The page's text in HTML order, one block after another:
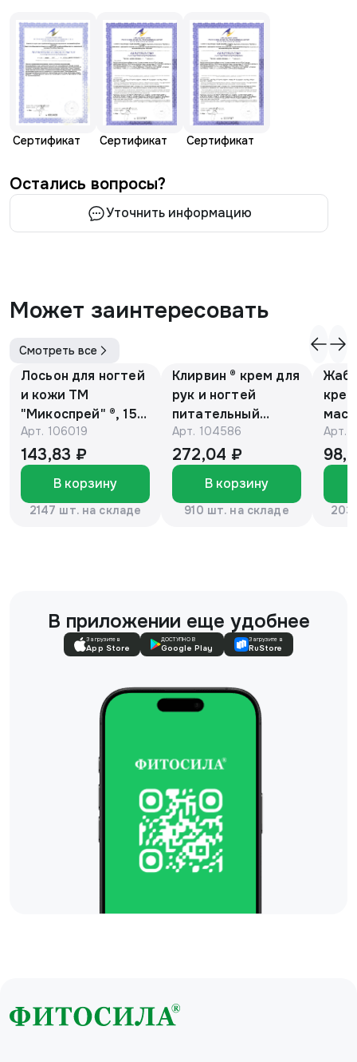
Сертификат Сертификат Сертификат
Остались вопросы?
Уточнить информацию
Может заинтересовать
Смотреть все
Лосьон для ногтей
и кожи ТМ
"Микоспрей" ®, 15
мл
Арт. 106019
143,83 ₽
В корзину
2147 шт. на складе
Клирвин ® крем для
рук и ногтей
питательный
против
гиперпигментации
для осветления
кожи 75 г
Арт. 104586
272,04 ₽
В корзину
910 шт. на складе
Арт.
В приложении еще удобнее
Загрузите в
App Store
ДОСТУПНО В
Google Play
Загрузите в
RuStore